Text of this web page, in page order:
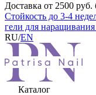
Доставка от 2500 руб.
Стойкость до 3-4
гели для
RU/EN
Каталог